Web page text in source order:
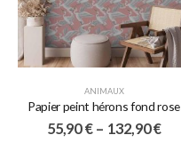
ANIMAUX
Papier peint hérons fond rose
55,90€ – 132,90€